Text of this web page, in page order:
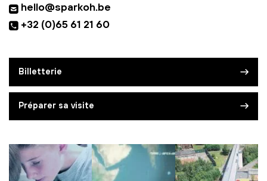
hello@sparkoh.be
+32 (0)65 61 21 60
Billetterie
Préparer sa visite